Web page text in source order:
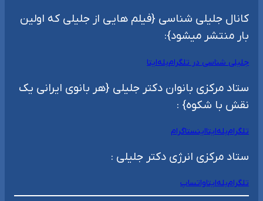
کانال جلیلی شناسی {فیلم هایی از جلیلی که اولین
بار منتشر میشود}:
جلیلی شناسی در تلگرامبلهایتا
ستاد مرکزی بانوان دکتر جلیلی {هر بانوی ایرانی یک
نقش با شکوه} :
تلگرامبلهایتااینستاگرام
ستاد مرکزی انرژی دکتر جلیلی :
تلگرامبلهایتاواتساپ